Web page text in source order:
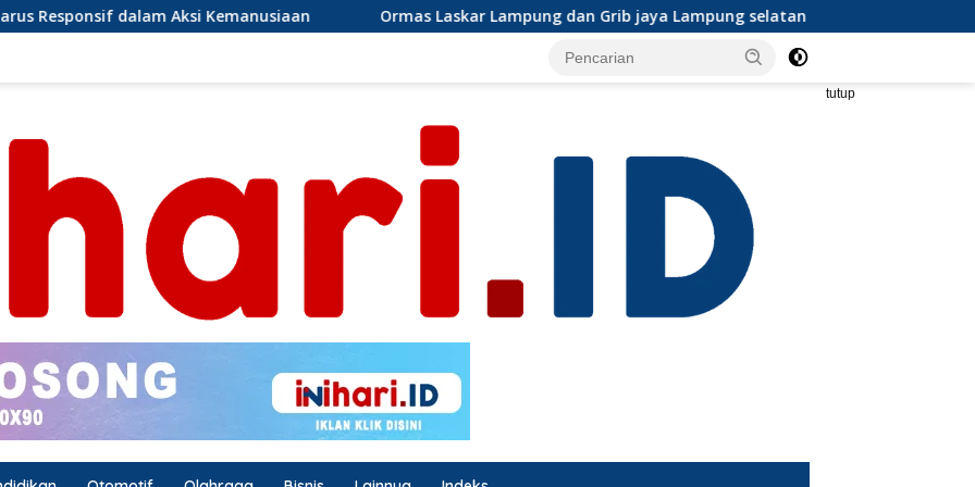
Ormas Laskar Lampung dan Grib jaya Lampung selatan mengapresiasi dan ikut serta Menjelang HUT
tutup